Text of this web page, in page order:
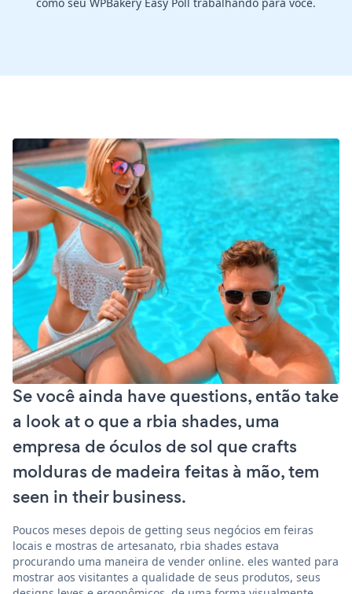
como seu WPBakery Easy Poll trabalhando para você.
Se você ainda have questions, então take
a look at o que a rbia shades, uma
empresa de óculos de sol que crafts
molduras de madeira feitas à mão, tem
seen in their business.
Poucos meses depois de getting seus negócios em feiras
locais e mostras de artesanato, rbia shades estava
procurando uma maneira de vender online. eles wanted para
mostrar aos visitantes a qualidade de seus produtos, seus